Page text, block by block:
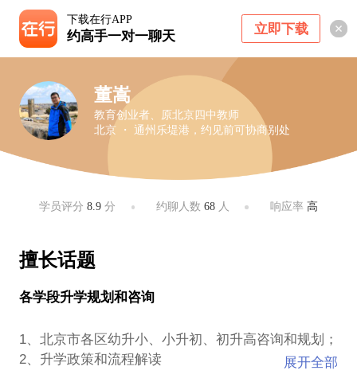
下载在行APP
约高手一对一聊天 立即下载
董嵩
教育创业者、原北京四中教师
北京 ・ 通州乐堤港，约见前可协商别处
学员评分8.9 分 约聊人数 68人 响应率 高
擅长话题
各学段升学规划和咨询
1、北京市各区幼升小、小升初、初升高咨询和规划；
2、升学政策和流程解读
展开全部